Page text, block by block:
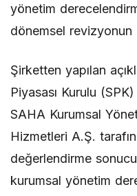
yönetim
dönemsel revizyonun
Şirketten yapılan
Piyasası Kurulu
SAHA Kurumsal
Hizmetleri A.Ş.
değerlendirme
kurumsal yönetim